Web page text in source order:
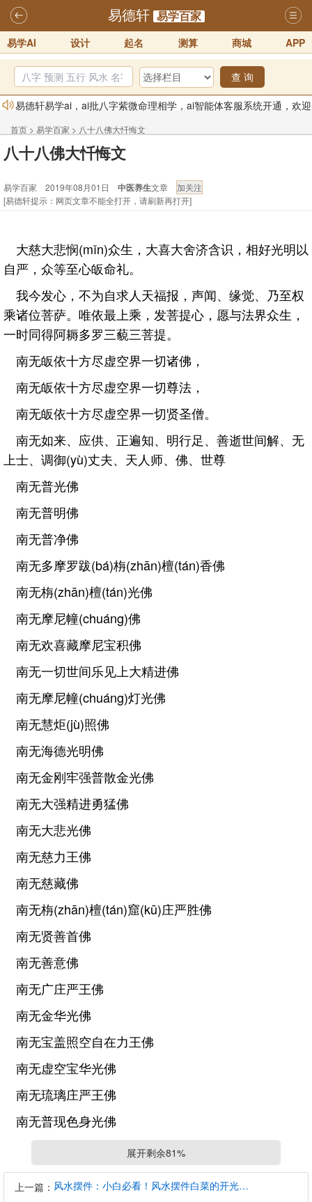
易德轩 易学百家
易学AI 设计 起名 测算 商城 APP
查 询
易德轩易学ai，ai批八字紫微命理相学，ai智能体客服系统开通，欢迎
体验！！
2025-07-01
易德轩网重构及升能完成，欢迎大家来体验新程序及感觉！！
2026年化太岁锦囊属马、鼠、牛、龙、兔、狗、鸡生肖化太岁开始预
订！！
2025-10-01
易德轩首席风水大师铁笔居士简介！！
2021-9-2
易德轩通告：本网站易德轩商标及LOGO注册声明
首页 > 易学百家 > 八十八佛大忏悔文
八十八佛大忏悔文
易学百家 2019年08月01日 中医养生文章
[易德轩提示：网页文章不能全打开，请刷新再打开]
大慈大悲悯(mǐn)众生，大喜大舍济含识，相好光明以
自严，众等至心皈命礼。
我今发心，不为自求人天福报，声闻、缘觉、乃至权
乘诸位菩萨。唯依最上乘，发菩提心，愿与法界众生，
一时同得阿耨多罗三藐三菩提。
南无皈依十方尽虚空界一切诸佛，
南无皈依十方尽虚空界一切尊法，
南无皈依十方尽虚空界一切贤圣僧。
南无如来、应供、正遍知、明行足、善逝世间解、无
上士、调御(yù)丈夫、天人师、佛、世尊
南无普光佛
南无普明佛
南无普净佛
南无多摩罗跋(bá)栴(zhān)檀(tán)香佛
南无栴(zhān)檀(tán)光佛
南无摩尼幢(chuáng)佛
南无欢喜藏摩尼宝积佛
南无一切世间乐见上大精进佛
南无摩尼幢(chuáng)灯光佛
南无慧炬(jù)照佛
南无海德光明佛
南无金刚牢强普散金光佛
南无大强精进勇猛佛
南无大悲光佛
南无慈力王佛
南无慈藏佛
南无栴(zhān)檀(tán)窟(kū)庄严胜佛
南无贤善首佛
南无善意佛
南无广庄严王佛
南无金华光佛
南无宝盖照空自在力王佛
南无虚空宝华光佛
南无琉璃庄严王佛
南无普现色身光佛
南无不动智光佛
南无降伏众魔王佛
展开剩余81%
上一篇： 风水摆件：小白必看！风水摆件白菜的开光避坑指南